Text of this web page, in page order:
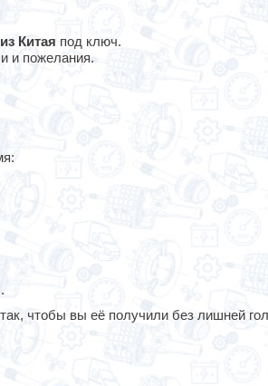
Китая под ключ.
и пожелания.
чтобы вы её получили без лишней